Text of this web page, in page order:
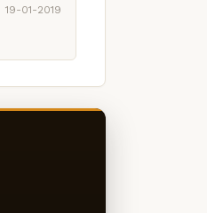
19-01-2019